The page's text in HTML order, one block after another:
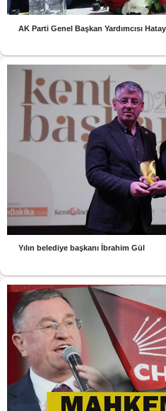
AK Parti Genel Başkan Yardımcısı
Yılın belediye başkanı İbrahim Gül